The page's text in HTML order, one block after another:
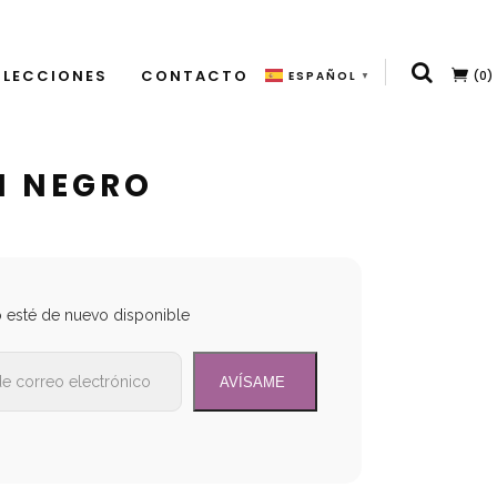
CONTACTO ESPAÑOL ▼ (0)
NEGRO
esté de nuevo disponible